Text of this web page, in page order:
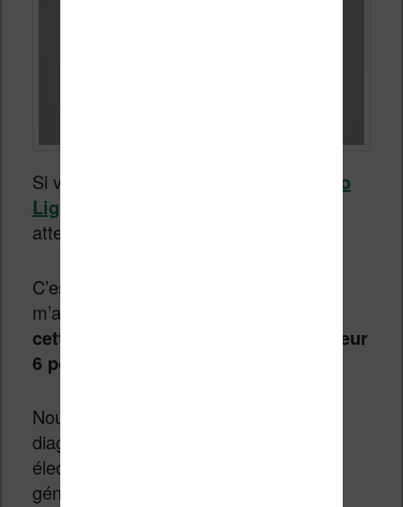
Si vous avez déjà lu
le test de la Vivlio
Light HD
attendre avec cette liseuse.
C’est la raison pour laquelle je vais
m’attarder sur
cette nouvelle version : l’écran couleur
6 pouces Kaleido 3
Nous avons donc un écran d’une
diagonale de 6 pouces à encre
électronique couleur de dernière
génération.